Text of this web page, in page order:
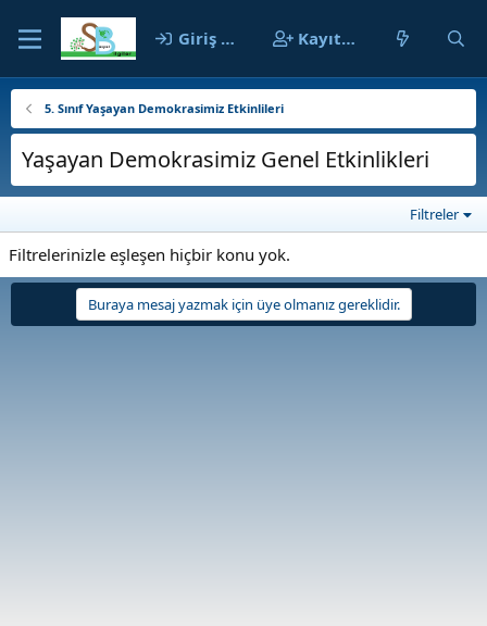
Giriş yap Kayıt ol
5. Sınıf Yaşayan Demokrasimiz Etkinlileri
Yaşayan Demokrasimiz Genel Etkinlikleri
Filtreler
Filtrelerinizle eşleşen hiçbir konu yok.
Buraya mesaj yazmak için üye olmanız gereklidir.